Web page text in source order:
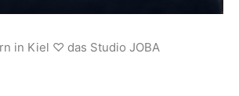
in Kiel ♡ das Studio JOBA